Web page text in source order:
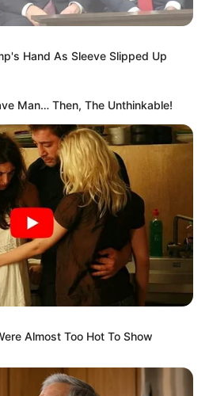
Hand As Sleeve Slipped Up
Man… Then, The Unthinkable!
Almost Too Hot To Show